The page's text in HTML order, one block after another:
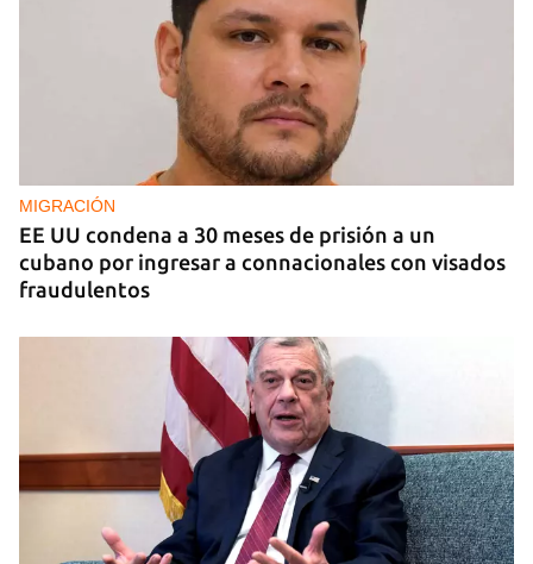
EE UU duplica sus ventas de combustible al
sector privado cubano
MIGRACIÓN
EE UU condena a 30 meses de prisión a un
cubano por ingresar a connacionales con visados
fraudulentos